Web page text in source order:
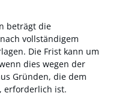
beträgt die
vollständigem
. Die Frist kann um
dies wegen der
Gründen, die dem
erforderlich ist.